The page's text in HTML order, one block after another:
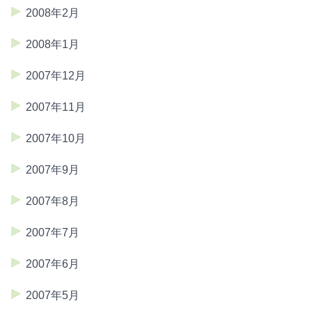
2008年2月
2008年1月
2007年12月
2007年11月
2007年10月
2007年9月
2007年8月
2007年7月
2007年6月
2007年5月